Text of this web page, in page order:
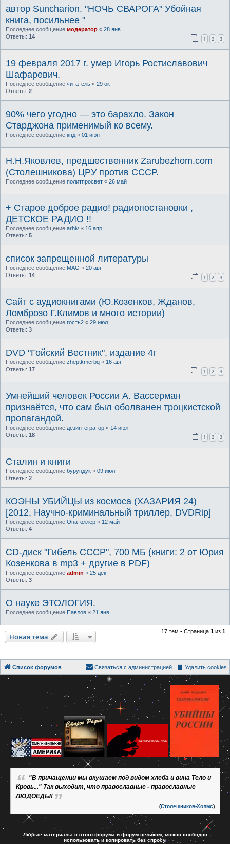
автор Suncharion. "НОЧЬ СВАРОГА" Убойная
книга, посильнее "
Последнее сообщение модератор « 28 янв
Ответы: 14 1 2 3
19 февраля 2017 г. умер Игорь Ростиславович
Шафаревич.
Последнее сообщение читатель « 29 окт
Ответы: 2
90% чего угодно — это барахло. Закон
Старджона применимый ко всему.
Последнее сообщение кпд « 01 июн
Н.Н.Яковлев, предшественник Zarubezhom.com
(Столешникова) ЦРУ против СССР.
Последнее сообщение политпросвет « 26 май
+ Старое доброе радио! радиопостановки ,
ДЕТСКОЕ РАДИО !!
Последнее сообщение arhiv « 16 апр
Ответы: 5
список запрещенной литературы
Последнее сообщение MAG « 20 авг
Ответы: 14 1 2 3
Сайт с аудиокнигами (Ю.Козенков, Жданов,
Ломброзо Г.Климов и много истории)
Последнее сообщение гость2 « 29 июл
Ответы: 3
DVD "Гойский Вестник", издание 4г
Последнее сообщение zheptkmcrbq « 16 авг
Ответы: 17 1 2 3
Умнейший человек России А. Вассерман
признаётся, что сам был оболванен троцкистской
пропагандой.
Последнее сообщение дезинтегратор « 14 июл
Ответы: 18 1 2 3
Сталин и книги
Последнее сообщение бурундук « 09 июл
Ответы: 2
КОЭНЫ УБИЙЦЫ из космоса (ХАЗАРИЯ 24)
[2012, Научно-криминальный триллер, DVDRip]
Последнее сообщение Онатоллер « 12 май
Ответы: 4
CD-диск "Гибель СССР", 700 МБ (книги: 2 от Юрия
Козенкова в mp3 + другие в PDF)
Последнее сообщение admin « 25 дек
Ответы: 3
О науке ЭТОЛОГИЯ.
Последнее сообщение Павлов « 21 янв
Новая тема
17 тем • Страница 1 из 1
Список форумов Удалить cookies
Связаться с администрацией
"В причащении мы вкушаем под видом хлеба и вина Тело и
Кровь..." Так выходит, что православные - православные
ЛЮДОЕДЫ!
(Столешников-Холмс)
Любые материалы с этого форума и форум целиком, можно свободно
использовать и копировать без спросу.